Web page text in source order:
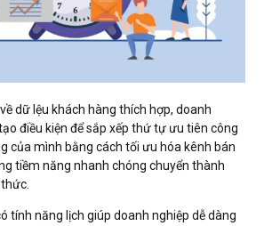
dữ lệu khách hàng thích hợp, doanh
điều kiện để sắp xếp thứ tự ưu tiên công
của mình bằng cách tối ưu hóa kênh bán
tiềm năng nhanh chóng chuyển thành
tính năng lịch giúp doanh nghiệp dễ dàng